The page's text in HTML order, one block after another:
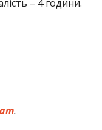
– 4 години.
.